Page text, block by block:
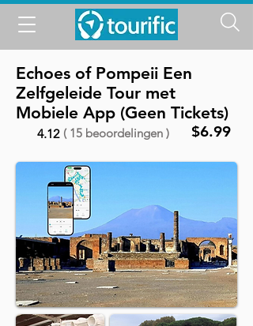
Echoes of Pompeii Een
Zelfgeleide Tour met
Mobiele App (Geen Tickets)
4.12 ( 15 beoordelingen ) $6.99